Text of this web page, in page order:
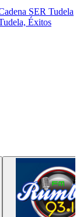
SER Tudela
Éxitos